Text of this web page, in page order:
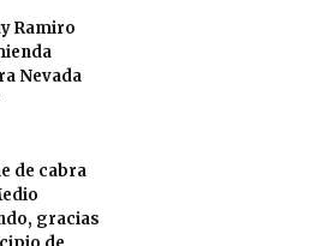
Ramiro
Nevada
de cabra
gracias